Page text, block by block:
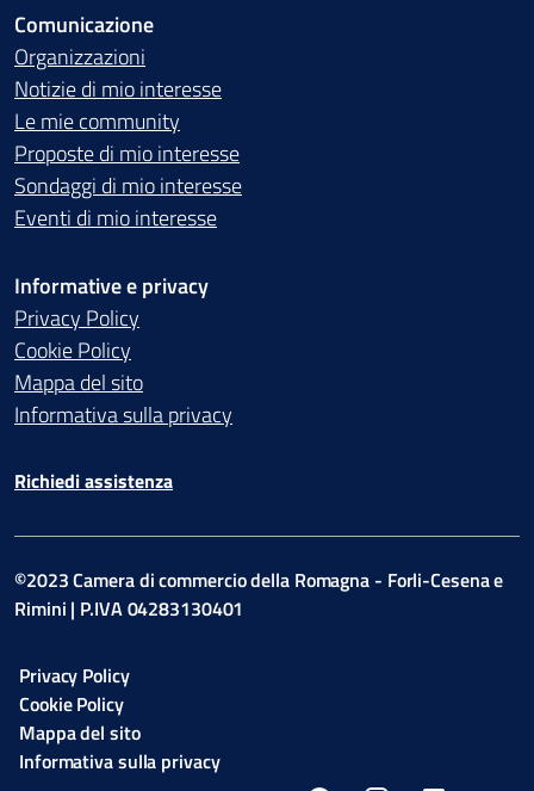
Comunicazione
Organizzazioni
Notizie di mio interesse
Le mie community
Proposte di mio interesse
Sondaggi di mio interesse
Eventi di mio interesse
Informative e privacy
Privacy Policy
Cookie Policy
Mappa del sito
Informativa sulla privacy
Richiedi assistenza
©2023 Camera di commercio della Romagna - Forli-Cesena e
Rimini | P.IVA 04283130401
Privacy Policy
Cookie Policy
Mappa del sito
Informativa sulla privacy